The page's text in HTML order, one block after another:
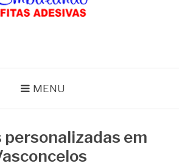
MENU
personalizadas em